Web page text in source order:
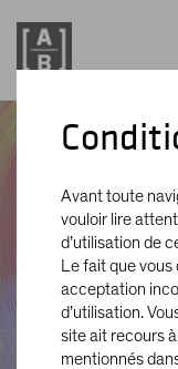
Pourquoi
liquidités ?
Avant toute
vouloir lire
d’utilisation de
Le fait que
acceptation
d’utilisation.
site ait recours
mentionnés